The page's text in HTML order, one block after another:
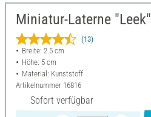
Miniatur-Laterne "Leek"
(13)
Breite: 2.5 cm
Höhe: 5 cm
Material: Kunststoff
Artikelnummer 16816
Sofort verfügbar